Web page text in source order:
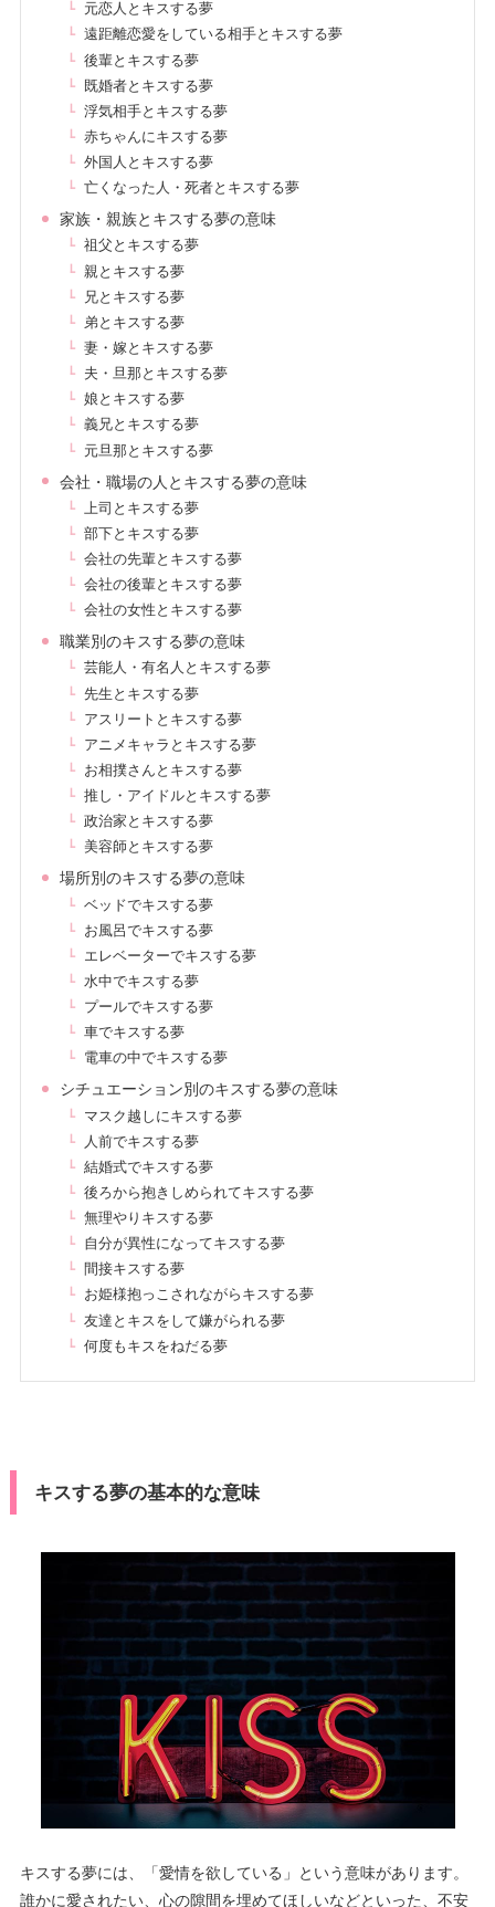
元恋人とキスする夢
遠距離恋愛をしている相手とキスする夢
後輩とキスする夢
既婚者とキスする夢
浮気相手とキスする夢
赤ちゃんにキスする夢
外国人とキスする夢
亡くなった人・死者とキスする夢
家族・親族とキスする夢の意味
祖父とキスする夢
親とキスする夢
兄とキスする夢
弟とキスする夢
妻・嫁とキスする夢
夫・旦那とキスする夢
娘とキスする夢
義兄とキスする夢
元旦那とキスする夢
会社・職場の人とキスする夢の意味
上司とキスする夢
部下とキスする夢
会社の先輩とキスする夢
会社の後輩とキスする夢
会社の女性とキスする夢
職業別のキスする夢の意味
芸能人・有名人とキスする夢
先生とキスする夢
アスリートとキスする夢
アニメキャラとキスする夢
お相撲さんとキスする夢
推し・アイドルとキスする夢
政治家とキスする夢
美容師とキスする夢
場所別のキスする夢の意味
ベッドでキスする夢
お風呂でキスする夢
エレベーターでキスする夢
水中でキスする夢
プールでキスする夢
車でキスする夢
電車の中でキスする夢
シチュエーション別のキスする夢の意味
マスク越しにキスする夢
人前でキスする夢
結婚式でキスする夢
後ろから抱きしめられてキスする夢
無理やりキスする夢
自分が異性になってキスする夢
間接キスする夢
お姫様抱っこされながらキスする夢
友達とキスをして嫌がられる夢
何度もキスをねだる夢
キスする夢の基本的な意味
キスする夢には、「愛情を欲している」という意味があります。
誰かに愛されたい、心の隙間を埋めてほしいなどといった、不安